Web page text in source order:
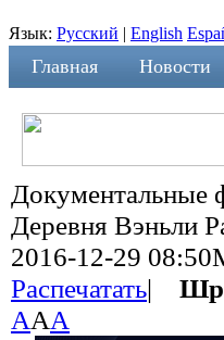
Язык: Русский | English
Главная Новости
Документальные
Деревня Вэньли
2016-12-29
Распечатать|
AAA